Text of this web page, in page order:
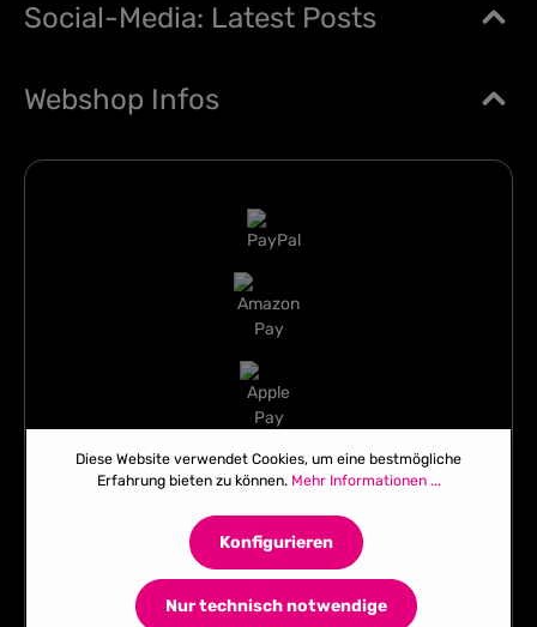
Social-Media: Latest Posts
Webshop Infos
Diese Website verwendet Cookies, um eine bestmögliche
Erfahrung bieten zu können. Mehr Informationen ...
Nur technisch notwendige
Konfigurieren